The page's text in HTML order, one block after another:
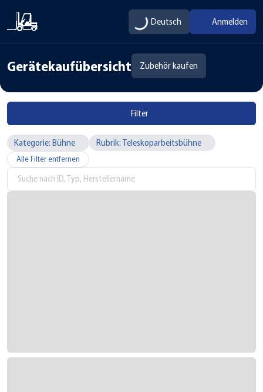
Deutsch Anmelden
Gerätekaufübersicht Zubehör kaufen
Filter
Kategorie: Bühne Rubrik: Teleskoparbeitsbühne
Alle Filter entfernen
Suche nach ID, Typ, Herstellername